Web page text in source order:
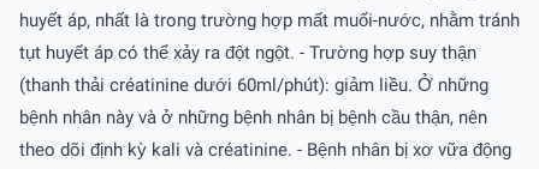
huyết áp, nhất là trong trường hợp mất muối-nước, nhằm tránh
tụt huyết áp có thể xảy ra đột ngột. - Trường hợp suy thận
(thanh thải créatinine dưới 60ml/phút): giảm liều. Ở những
bệnh nhân này và ở những bệnh nhân bị bệnh cầu thận, nên
theo dõi định kỳ kali và créatinine. - Bệnh nhân bị xơ vữa động